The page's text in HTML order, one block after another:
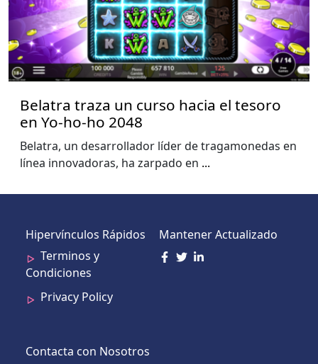
Belatra traza un curso hacia el tesoro
en Yo-ho-ho 2048
Belatra, un desarrollador líder de tragamonedas en
línea innovadoras, ha zarpado en ...
Hipervínculos Rápidos
Terminos y
Condiciones
Privacy Policy
Mantener Actualizado
Contacta con Nosotros